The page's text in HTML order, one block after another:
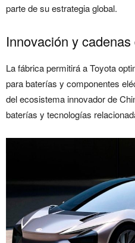
parte de su estrategia global.
Innovación y
La fábrica permitirá a Toyota
para baterías y componentes
del ecosistema innovador de
baterías y tecnologías